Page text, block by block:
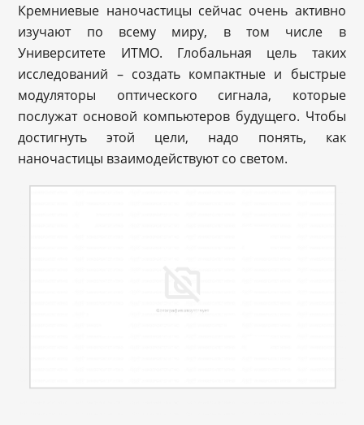
Кремниевые наночастицы сейчас очень активно
изучают по всему миру, в том числе в
Университете ИТМО. Глобальная цель таких
исследований – создать компактные и быстрые
модуляторы оптического сигнала, которые
послужат основой компьютеров будущего. Чтобы
достигнуть этой цели, надо понять, как
наночастицы взаимодействуют со светом.